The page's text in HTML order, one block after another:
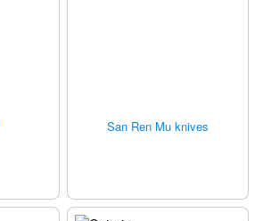
San Ren Mu knives